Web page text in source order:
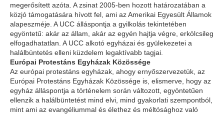
megerősített azóta. A zsinat 2005-ben hozott határozatában a
közjó támogatására hívott fel, ami az Amerikai Egyesült Államok
alapeszméje. A UCC álláspontja a gyilkolás tekintetében
egyöntetű: akár az állam, akár az egyén hajtja végre, erkölcsileg
elfogadhatatlan. A UCC alkotó egyházai és gyülekezetei a
halálbüntetés elleni küzdelem legaktívabb tagjai.
Európai Protestáns Egyházak Közössége
Az európai protestáns egyházak, ahogy ernyőszervezetük, az
Európai Protestáns Egyházak Közössége is, elismerve, hogy az
egyház álláspontja a történelem során változott, egyöntetűen
ellenzik a halálbüntetést mind elvi, mind gyakorlati szempontból,
mint ami az evangéliummal és élethez és méltósághoz való